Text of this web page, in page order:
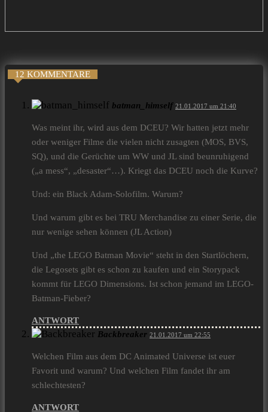
12 KOMMENTARE
batman_himself 21.01.2017 um 21:40
Was meint ihr, wird aus dem DCEU? Wir hatten jetzt mehr
oder weniger Filme die vielen nicht zusagten (MOS, BVS,
SQ), und die Gerüchte um WW und JL sind beunruhigend
(„a mess“, „desaster“…). Kriegt das DCEU noch die Kurve?
Und: ein Black Adam-Solofilm. Warum?
Und warum gibt es bei TRU Merchandise zu einer Serie, die
nur wenige sehen können (JL Action)
Und „the LEGO Batman Movie“ steht in den Startlöchern,
die Legosets gibt es schon zu kaufen und ein Storypack
kommt für LEGO Dimensions. Ist schon jemand im LEGO-
Batman-Fieber?
ANTWORT
Backbreaker 21.01.2017 um 22:55
Welchen Film aus dem DC Animated Universe ist euer
Favorit und warum? Und welchen Film fandet ihr am
schlechtesten?
ANTWORT